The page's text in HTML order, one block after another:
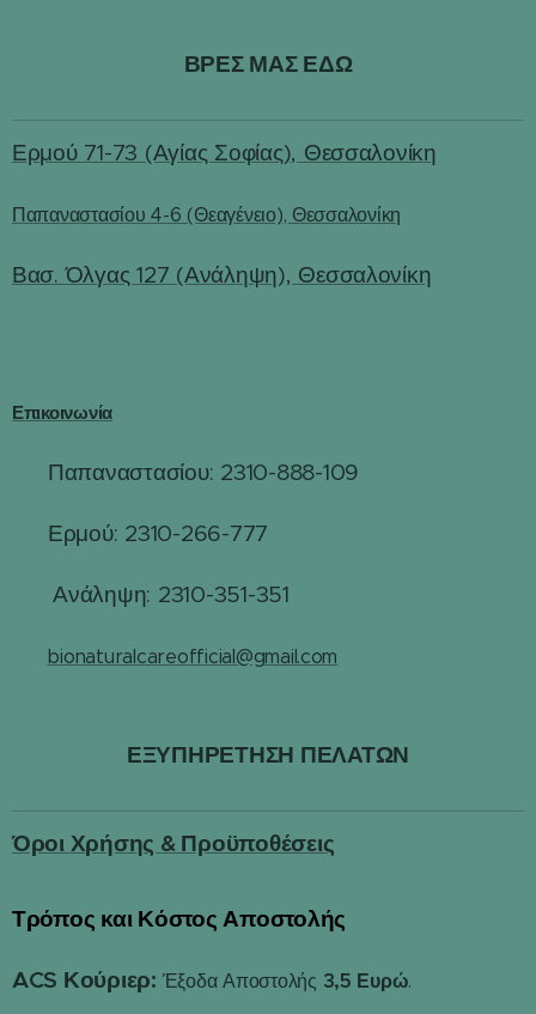
ΒΡΕΣ ΜΑΣ ΕΔΩ
Ερμού 71-73 (Αγίας Σοφίας), Θεσσαλονίκη
Παπαναστασίου 4-6 (Θεαγένειο), Θεσσαλονίκη
Βασ. Όλγας 127 (Ανάληψη), Θεσσαλονίκη
Επικοινωνία
Παπαναστασίου: 2310-888-109
Ερμού: 2310-266-777
Ανάληψη: 2310-351-351
bionaturalcareofficial@gmail.com
ΕΞΥΠΗΡΕΤΗΣΗ ΠΕΛΑΤΩΝ
Όροι Χρήσης & Προϋποθέσεις
Τρόπος και Κόστος Αποστολής
ACS Κούριερ: Έξοδα Αποστολής 3,5 Ευρώ.